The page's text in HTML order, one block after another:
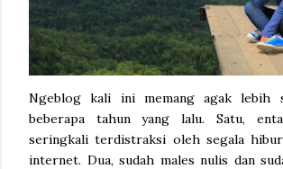
Ngeblog kali ini memang agak lebih
beberapa tahun yang lalu. Satu,
seringkali terdistraksi oleh segala
internet. Dua, sudah males nulis dan